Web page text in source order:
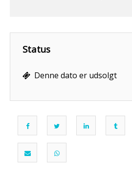
Status
Denne dato er udsolgt